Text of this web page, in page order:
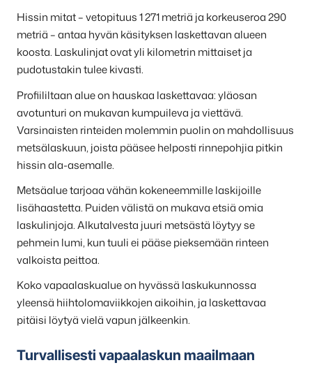
Hissin mitat – vetopituus 1 271 metriä ja korkeuseroa 290
metriä – antaa hyvän käsityksen laskettavan alueen
koosta. Laskulinjat ovat yli kilometrin mittaiset ja
pudotustakin tulee kivasti.
Profiililtaan alue on hauskaa laskettavaa: yläosan
avotunturi on mukavan kumpuileva ja viettävä.
Varsinaisten rinteiden molemmin puolin on mahdollisuus
metsälaskuun, joista pääsee helposti rinnepohjia pitkin
hissin ala-asemalle.
Metsäalue tarjoaa vähän kokeneemmille laskijoille
lisähaastetta. Puiden välistä on mukava etsiä omia
laskulinjoja. Alkutalvesta juuri metsästä löytyy se
pehmein lumi, kun tuuli ei pääse pieksemään rinteen
valkoista peittoa.
Koko vapaalaskualue on hyvässä laskukunnossa
yleensä hiihtolomaviikkojen aikoihin, ja laskettavaa
pitäisi löytyä vielä vapun jälkeenkin.
Turvallisesti vapaalaskun maailmaan